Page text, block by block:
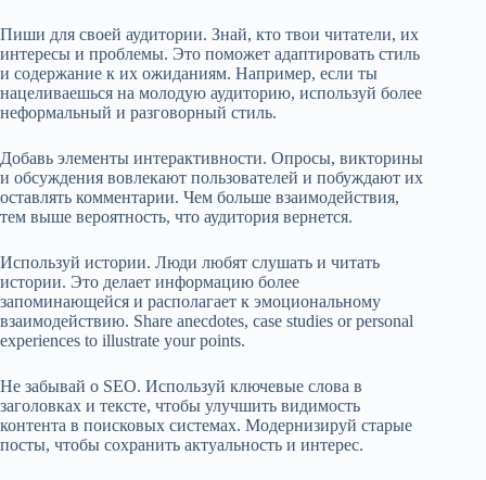
Пиши для своей аудитории. Знай, кто твои читатели, их
интересы и проблемы. Это поможет адаптировать стиль
и содержание к их ожиданиям. Например, если ты
нацеливаешься на молодую аудиторию, используй более
неформальный и разговорный стиль.
Добавь элементы интерактивности. Опросы, викторины
и обсуждения вовлекают пользователей и побуждают их
оставлять комментарии. Чем больше взаимодействия,
тем выше вероятность, что аудитория вернется.
Используй истории. Люди любят слушать и читать
истории. Это делает информацию более
запоминающейся и располагает к эмоциональному
взаимодействию. Share anecdotes, case studies or personal
experiences to illustrate your points.
Не забывай о SEO. Используй ключевые слова в
заголовках и тексте, чтобы улучшить видимость
контента в поисковых системах. Модернизируй старые
посты, чтобы сохранить актуальность и интерес.